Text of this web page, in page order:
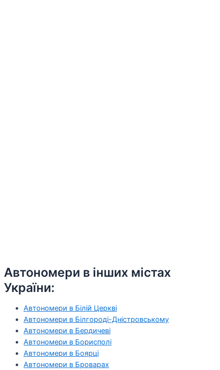
Автономери в інших містах
України:
Автономери в Білій Церкві
Автономери в Білгороді-Дністровському
Автономери в Бердичеві
Автономери в Борисполі
Автономери в Боярці
Автономери в Броварах